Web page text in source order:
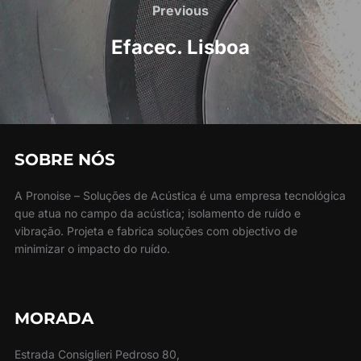
navigation Previous
Previous
Efacec. Lisboa
SOBRE NÓS
A Pronoise – Soluções de Acústica é uma empresa tecnológica
que atua no campo da acústica; isolamento de ruído e
vibração. Projeta e fabrica soluções com objectivo de
minimizar o impacto do ruído.
MORADA
Estrada Consiglieri Pedroso 80,